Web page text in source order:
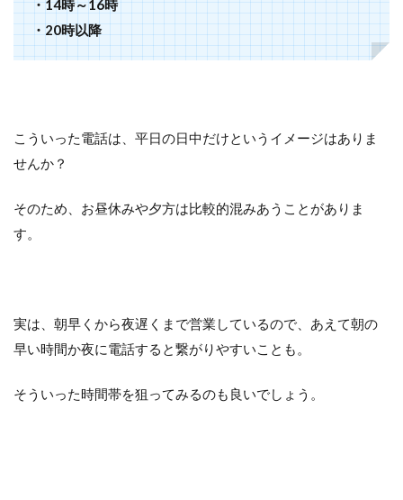
・14時～16時
・20時以降
こういった電話は、平日の日中だけというイメージはありま
せんか？
そのため、お昼休みや夕方は比較的混みあうことがありま
す。
実は、朝早くから夜遅くまで営業しているので、あえて朝の
早い時間か夜に電話すると繋がりやすいことも。
そういった時間帯を狙ってみるのも良いでしょう。